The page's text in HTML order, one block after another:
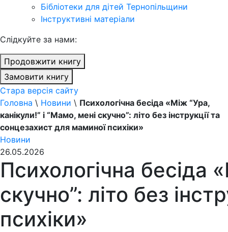
Бібліотеки для дітей Тернопільщини
Інструктивні матеріали
Cлідкуйте за нами:
Продовжити книгу
Замовити книгу
Стара версія сайту
Головна \ Новини \ Психологічна бесіда «Між “Ура,
канікули!” і “Мамо, мені скучно”: літо без інструкції та
сонцезахист для маминої психіки»
Новини
26.05.2026
Психологічна бесіда
скучно”: літо без
психіки»